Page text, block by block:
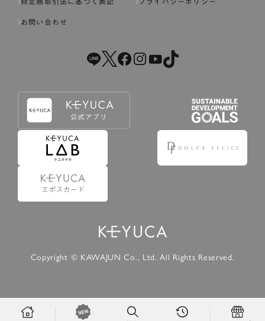
お問い合わせ
Copyright © KAWAJUN Co., Ltd. All Rights Reserved.